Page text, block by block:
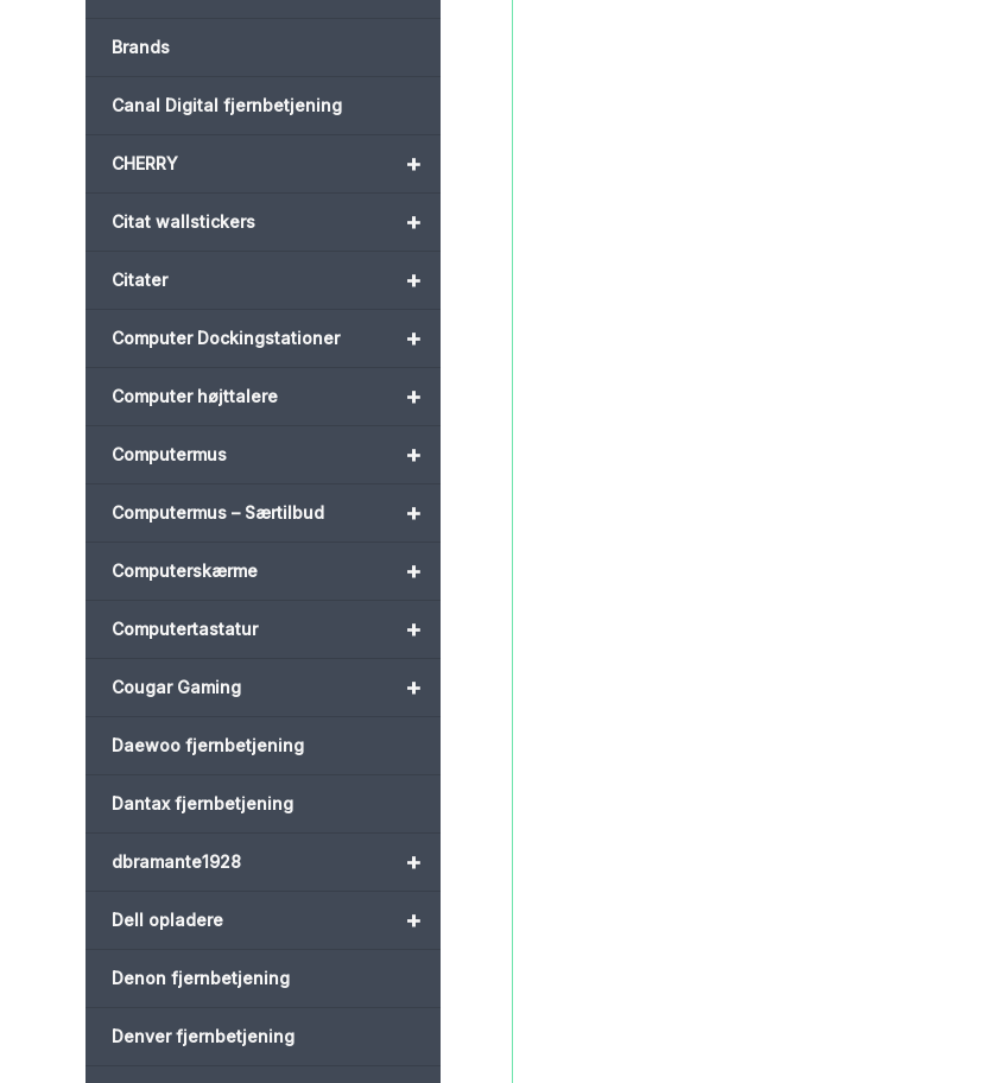
Brands
Canal Digital fjernbetjening
+
CHERRY
+
Citat wallstickers
+
Citater
+
Computer Dockingstationer
+
Computer højttalere
+
Computermus
+
Computermus – Særtilbud
+
Computerskærme
+
Computertastatur
+
Cougar Gaming
Daewoo fjernbetjening
Dantax fjernbetjening
+
dbramante1928
+
Dell opladere
Denon fjernbetjening
Denver fjernbetjening